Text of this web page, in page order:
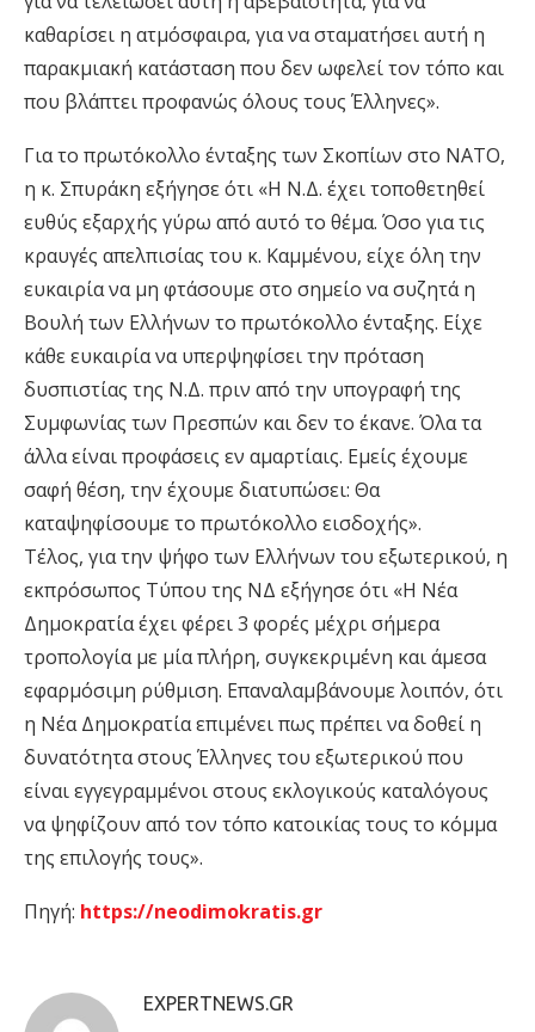
καθαρίσει η ατμόσφαιρα, για να σταματήσει αυτή η
παρακμιακή κατάσταση που δεν ωφελεί τον τόπο και
που βλάπτει προφανώς όλους τους Έλληνες».
Για το πρωτόκολλο ένταξης των Σκοπίων στο ΝΑΤΟ,
η κ. Σπυράκη εξήγησε ότι «Η Ν.Δ. έχει τοποθετηθεί
ευθύς εξαρχής γύρω από αυτό το θέμα. Όσο για τις
κραυγές απελπισίας του κ. Καμμένου, είχε όλη την
ευκαιρία να μη φτάσουμε στο σημείο να συζητά η
Βουλή των Ελλήνων το πρωτόκολλο ένταξης. Είχε
κάθε ευκαιρία να υπερψηφίσει την πρόταση
δυσπιστίας της Ν.Δ. πριν από την υπογραφή της
Συμφωνίας των Πρεσπών και δεν το έκανε. Όλα τα
άλλα είναι προφάσεις εν αμαρτίαις. Εμείς έχουμε
σαφή θέση, την έχουμε διατυπώσει: Θα
καταψηφίσουμε το πρωτόκολλο εισδοχής».
Τέλος, για την ψήφο των Ελλήνων του εξωτερικού, η
εκπρόσωπος Τύπου της ΝΔ εξήγησε ότι «Η Νέα
Δημοκρατία έχει φέρει 3 φορές μέχρι σήμερα
τροπολογία με μία πλήρη, συγκεκριμένη και άμεσα
εφαρμόσιμη ρύθμιση. Επαναλαμβάνουμε λοιπόν, ότι
η Νέα Δημοκρατία επιμένει πως πρέπει να δοθεί η
δυνατότητα στους Έλληνες του εξωτερικού που
είναι εγγεγραμμένοι στους εκλογικούς καταλόγους
να ψηφίζουν από τον τόπο κατοικίας τους το κόμμα
της επιλογής τους».
Πηγή: https://neodimokratis.gr
EXPERTNEWS.GR